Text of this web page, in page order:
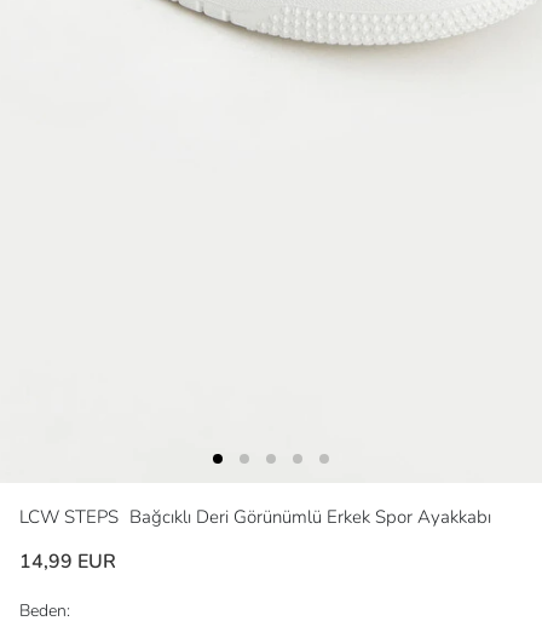
LCW STEPS Bağcıklı Deri Görünümlü Erkek Spor Ayakkabı
14,99 EUR
Beden: